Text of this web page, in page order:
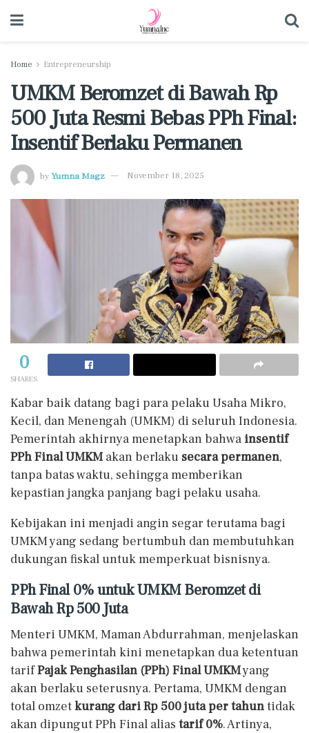
Home Entrepreneurship
UMKM Beromzet di Bawah Rp
500 Juta Resmi Bebas PPh Final:
Insentif Berlaku Permanen
byYumna Magz November 18, 2025
0
SHARES
Kabar baik datang bagi para pelaku Usaha Mikro,
Kecil, dan Menengah (UMKM) di seluruh Indonesia.
Pemerintah akhirnya menetapkan bahwa insentif
PPh Final UMKMakan berlaku secara permanen,
tanpa batas waktu, sehingga memberikan
kepastian jangka panjang bagi pelaku usaha.
Kebijakan ini menjadi angin segar terutama bagi
UMKM yang sedang bertumbuh dan membutuhkan
dukungan fiskal untuk memperkuat bisnisnya.
PPh Final 0% untuk UMKM Beromzet di
Bawah Rp 500 Juta
Menteri UMKM, Maman Abdurrahman, menjelaskan
bahwa pemerintah kini menetapkan dua ketentuan
tarifPajak Penghasilan (PPh) Final UMKMyang
akan berlaku seterusnya. Pertama, UMKM dengan
total omzetkurang dari Rp 500 juta per tahuntidak
akan dipungut PPh Final alias tarif 0%. Artinya,